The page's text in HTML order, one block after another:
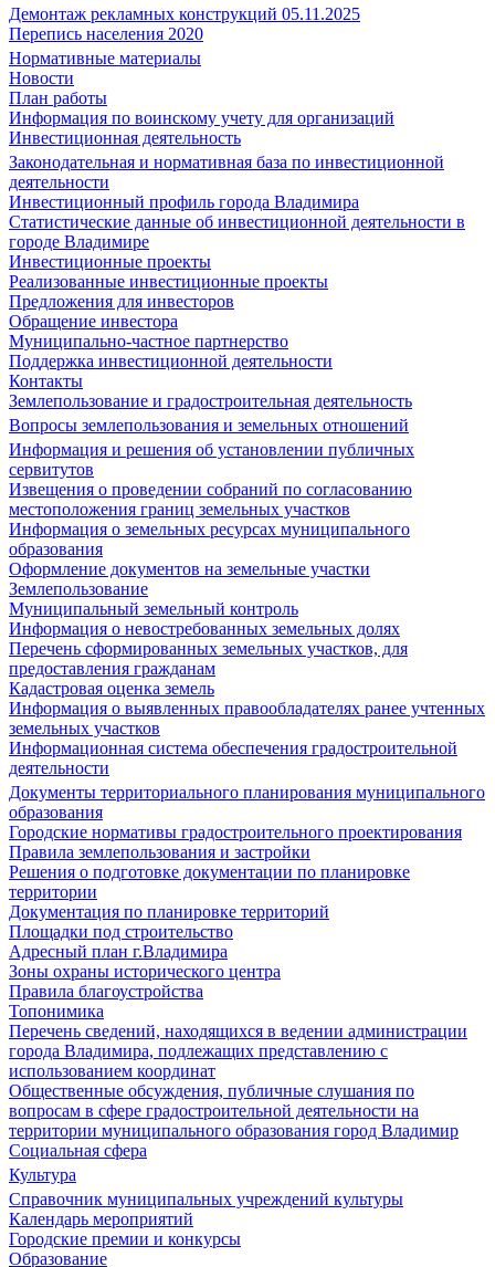
Демонтаж рекламных конструкций 05.11.2025
Перепись населения 2020
Нормативные материалы
Новости
План работы
Информация по воинскому учету для организаций
Инвестиционная деятельность
Законодательная и нормативная база по инвестиционной
деятельности
Инвестиционный профиль города Владимира
Статистические данные об инвестиционной деятельности в
городе Владимире
Инвестиционные проекты
Реализованные инвестиционные проекты
Предложения для инвесторов
Обращение инвестора
Муниципально-частное партнерство
Поддержка инвестиционной деятельности
Контакты
Землепользование и градостроительная деятельность
Вопросы землепользования и земельных отношений
Информация и решения об установлении публичных
сервитутов
Извещения о проведении собраний по согласованию
местоположения границ земельных участков
Информация о земельных ресурсах муниципального
образования
Оформление документов на земельные участки
Землепользование
Муниципальный земельный контроль
Информация о невостребованных земельных долях
Перечень сформированных земельных участков, для
предоставления гражданам
Кадастровая оценка земель
Информация о выявленных правообладателях ранее учтенных
земельных участков
Информационная система обеспечения градостроительной
деятельности
Документы территориального планирования муниципального
образования
Городские нормативы градостроительного проектирования
Правила землепользования и застройки
Решения о подготовке документации по планировке
территории
Документация по планировке территорий
Площадки под строительство
Адресный план г.Владимира
Зоны охраны исторического центра
Правила благоустройства
Топонимика
Перечень сведений, находящихся в ведении администрации
города Владимира, подлежащих представлению с
использованием координат
Общественные обсуждения, публичные слушания по
вопросам в сфере градостроительной деятельности на
территории муниципального образования город Владимир
Социальная сфера
Культура
Справочник муниципальных учреждений культуры
Календарь мероприятий
Городские премии и конкурсы
Образование